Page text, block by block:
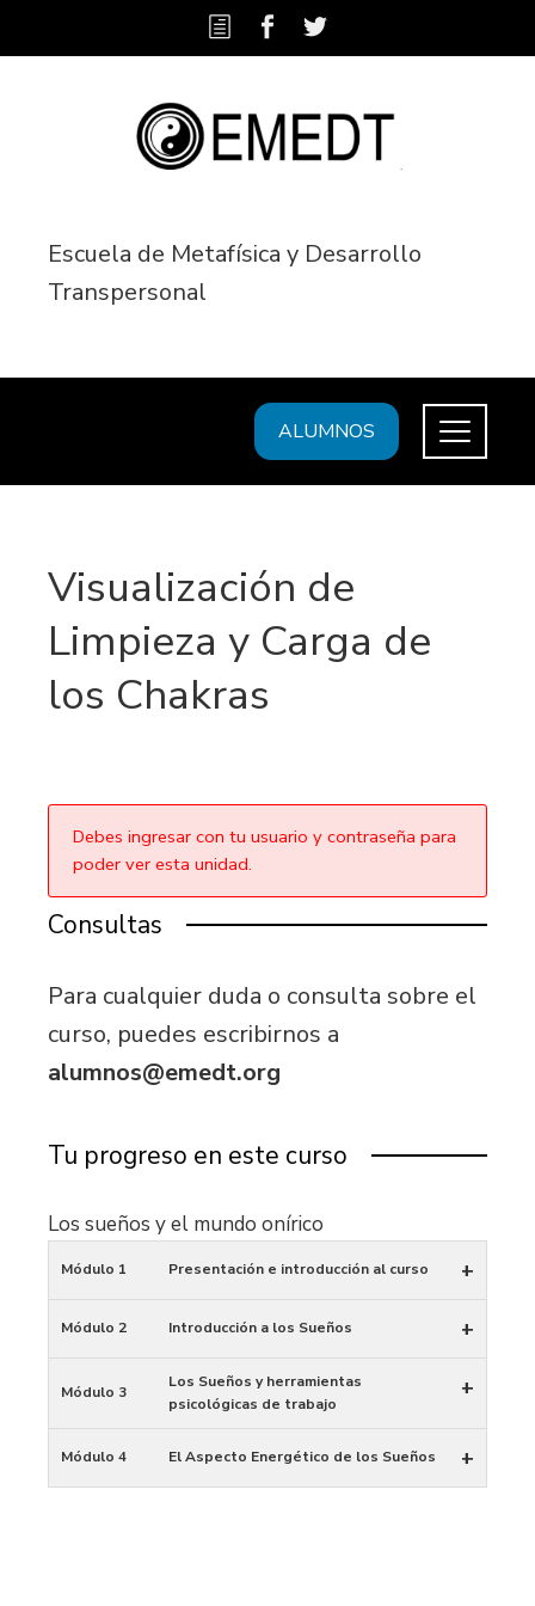
Escuela de Metafísica y Desarrollo
Transpersonal
ALUMNOS
Visualización de
Limpieza y Carga de
los Chakras
Debes ingresar con tu usuario y contraseña para
poder ver esta unidad.
Consultas
Para cualquier duda o consulta sobre el
curso, puedes escribirnos a
alumnos@emedt.org
Tu progreso en este curso
Los sueños y el mundo onírico
Módulo 1 Presentación e introducción al curso +
Módulo 2 Introducción a los Sueños +
Módulo 3
Los Sueños y herramientas
psicológicas de trabajo
+
Módulo 4 El Aspecto Energético de los Sueños +